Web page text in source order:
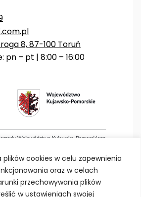
plików cookies w celu zapewnienia
oraz w celach
przechowywania plików
w ustawieniach swojej
8, 87-100 Toruń
pn – pt | 8:00 – 16:00